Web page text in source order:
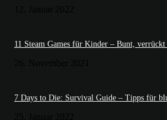
11 Steam Games für Kinder – Bunt,
7 Days to Die: Survival Guide – Tipps für